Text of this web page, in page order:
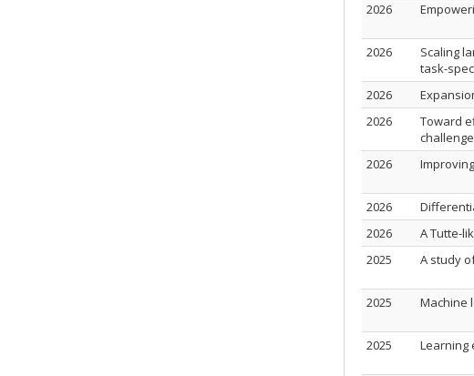
2026
2026
Scaling
task-
2026
2026
Toward
2026
2026
2026
A Tutte-
2025
A study
2025
Machine
2025 Learning